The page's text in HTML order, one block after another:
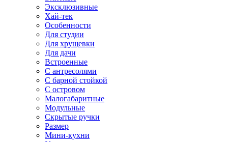
Эксклюзивные
Хай-тек
Особенности
Для студии
Для хрущевки
Для дачи
Встроенные
С антресолями
С барной стойкой
С островом
Малогабаритные
Модульные
Скрытые ручки
Размер
Мини-кухни